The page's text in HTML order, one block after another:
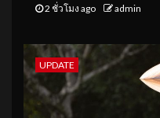
2 ชั่วโมง ago admin
UPDATE